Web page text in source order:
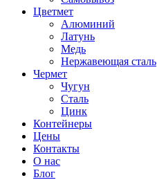
Цветмет
Алюминий
Латунь
Медь
Нержавеющая сталь
Чермет
Чугун
Сталь
Цинк
Контейнеры
Цены
Контакты
О нас
Блог